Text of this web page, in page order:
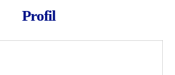
Profil